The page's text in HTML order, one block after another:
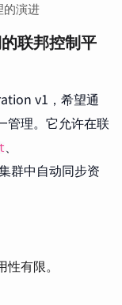
的演进
联邦控制平
v1，希望通
管理。它允许在联
群中自动同步资
有限。